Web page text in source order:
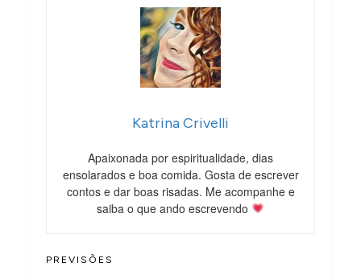
Katrina Crivelli
Apaixonada por espiritualidade, dias
ensolarados e boa comida. Gosta de escrever
contos e dar boas risadas. Me acompanhe e
saiba o que ando escrevendo
PREVISÕES